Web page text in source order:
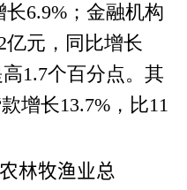
长6.9%；金融机构
亿元，同比增长
1.7个百分点。其
增长13.7%，比11
林牧渔业总